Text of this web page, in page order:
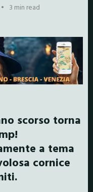
3 min read
scorso torna
a tema
cornice